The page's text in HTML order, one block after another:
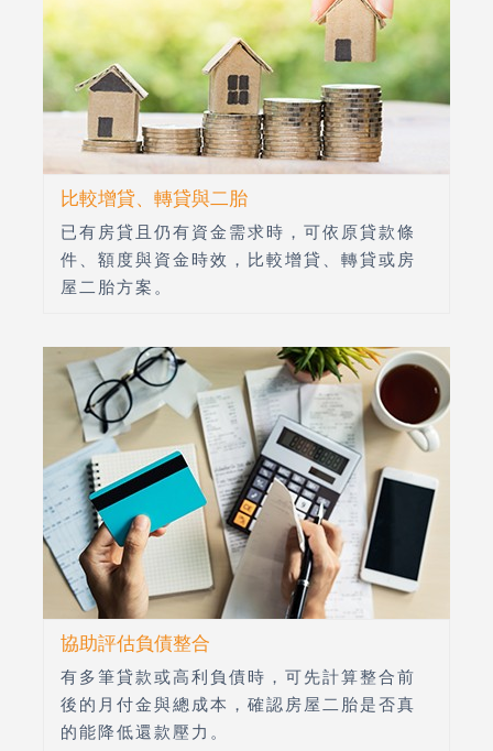
比較增貸、轉貸與二胎
已有房貸且仍有資金需求時，可依原貸款條
件、額度與資金時效，比較增貸、轉貸或房
屋二胎方案。
協助評估負債整合
有多筆貸款或高利負債時，可先計算整合前
後的月付金與總成本，確認房屋二胎是否真
的能降低還款壓力。